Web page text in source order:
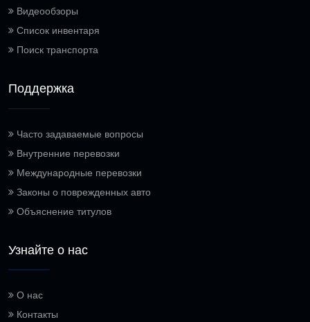
Видеообзоры
Список инвентаря
Поиск транспорта
Поддержка
Часто задаваемые вопросы
Внутренние перевозки
Международные перевозки
Законы о поврежденных авто
Объяснение титулов
Узнайте о нас
О нас
Контакты